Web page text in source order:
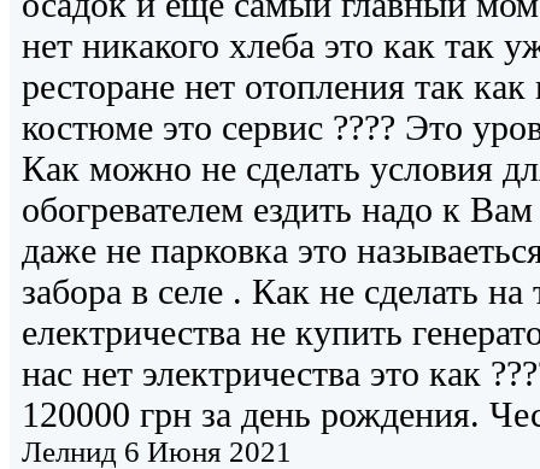
нет никакого хлеба это как так
ресторане нет отопления так
костюме это сервис ???? Это
Как можно не сделать условия
обогревателем ездить надо к
даже не парковка это
забора в селе . Как не сделать на
електричества не купить
нас нет электричества это как
120000 грн за день рождения.
Лелнид 6 Июня 2021